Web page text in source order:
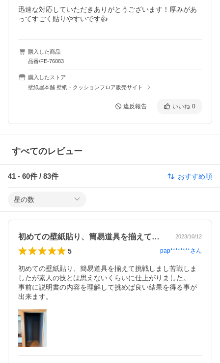
迅速な対応していただきありがとうございます！厚みがあ
ってすごく貼りやすいです👍
購入した商品
品番/FE-76083
購入したストア
壁紙屋本舗 壁紙・クッションフロア販売サイト
違反報告 いいね 0
すべてのレビュー
41 - 60件 / 83件 おすすめ順
星の数
初めての壁紙貼り、簡易道具を揃えて挑戦… 2023/10/12
5 pap********さん
初めての壁紙貼り、簡易道具を揃えて挑戦しまし苦戦しま
したが素人の技とは思えないくらいに仕上がりました。
事前に説明書の内容を理解して挑めば良い結果を得る事が
出来ます。